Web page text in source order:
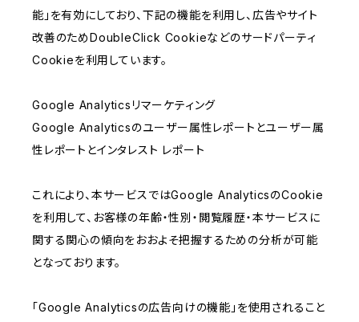
能」を有効にしており、下記の機能を利用し、広告やサイト
改善のためDoubleClick Cookieなどのサードパーティ
Cookieを利用しています。
Google Analyticsリマーケティング
Google Analyticsのユーザー属性レポートとユーザー属
性レポートとインタレスト レポート
これにより、本サービスではGoogle AnalyticsのCookie
を利用して、お客様の年齢・性別・閲覧履歴・本サービスに
関する関心の傾向をおおよそ把握するための分析が可能
となっております。
「Google Analyticsの広告向けの機能」を使用されること